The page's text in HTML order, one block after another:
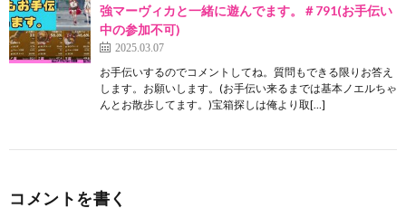
強マーヴィカと一緒に遊んでます。＃791(お手伝い
中の参加不可)
2025.03.07
お手伝いするのでコメントしてね。質問もできる限りお答え
します。お願いします。(お手伝い来るまでは基本ノエルちゃ
んとお散歩してます。)宝箱探しは俺より取[…]
コメントを書く